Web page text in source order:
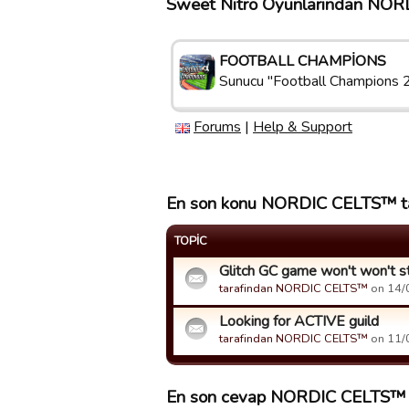
FOOTBALL CHAMPIONS
Sunucu "Football Champions
Forums | Help & Support
En son konu NORDIC CELTS™
TOPIC
Glitch GC game won't won't
tarafindan NORDIC CELTS™ on
Looking for ACTIVE guild
tarafindan NORDIC CELTS™ on
En son cevap NORDIC